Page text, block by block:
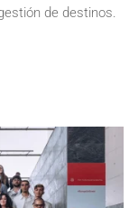
de destinos.